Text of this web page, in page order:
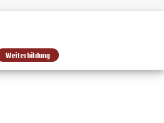
Weiterbildung